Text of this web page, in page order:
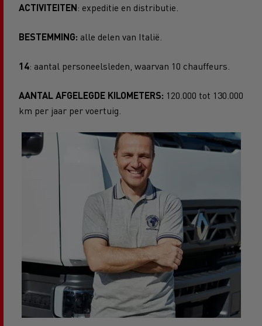
ACTIVITEITEN: expeditie en distributie.
BESTEMMING: alle delen van Italië.
14: aantal personeelsleden, waarvan 10 chauffeurs.
AANTAL AFGELEGDE KILOMETERS: 120.000 tot 130.000
km per jaar per voertuig.